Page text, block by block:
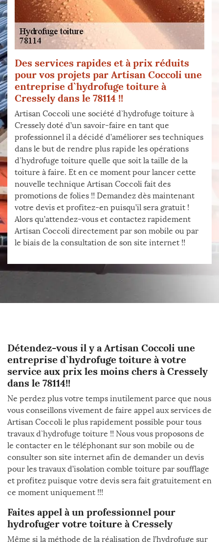
Des services rapides et à prix réduits
pour vos projets par Artisan Coccoli une
entreprise d`hydrofuge toiture à
Cressely dans le 78114 !!
Artisan Coccoli une société d`hydrofuge toiture à
Cressely doté d’un savoir-faire en tant que
professionnel il a décidé d’améliorer ses techniques
dans le but de rendre plus rapide les opérations
d`hydrofuge toiture quelle que soit la taille de la
toiture à faire. Et en ce moment pour lancer cette
nouvelle technique Artisan Coccoli fait des
promotions de folies !! Demandez dès maintenant
votre devis et profitez-en puisqu’il sera gratuit !
Alors qu’attendez-vous et contactez rapidement
Artisan Coccoli directement par son mobile ou par
le biais de la consultation de son site internet !!
Détendez-vous il y a Artisan Coccoli une
entreprise d`hydrofuge toiture à votre
service aux prix les moins chers à Cressely
dans le 78114!!
Ne perdez plus votre temps inutilement parce que nous
vous conseillons vivement de faire appel aux services de
Artisan Coccoli le plus rapidement possible pour tous
travaux d`hydrofuge toiture !! Nous vous proposons de
le contacter en le téléphonant sur son mobile ou de
consulter son site internet afin de demander un devis
pour les travaux d’isolation comble toiture par soufflage
et profitez puisque votre devis sera fait gratuitement en
ce moment uniquement !!!
Faites appel à un professionnel pour
hydrofuger votre toiture à Cressely
Même si la méthode de la réalisation de l’hydrofuge sur